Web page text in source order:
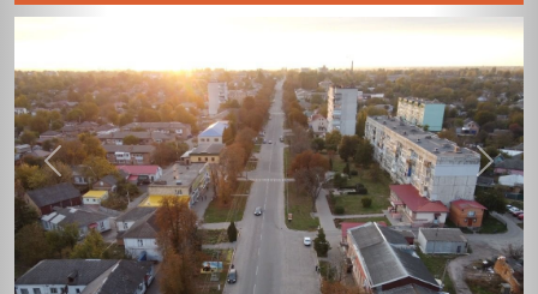
Previous Next